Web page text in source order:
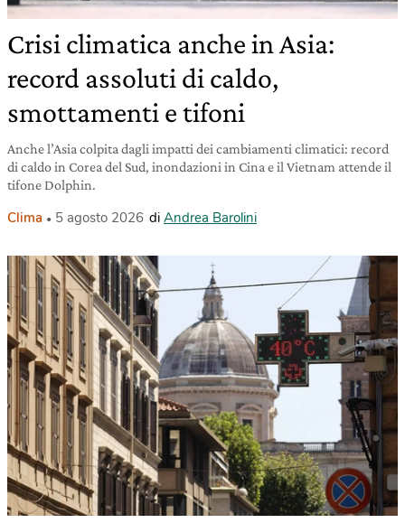
Crisi climatica anche in Asia:
record assoluti di caldo,
smottamenti e tifoni
Anche l’Asia colpita dagli impatti dei cambiamenti climatici: record
di caldo in Corea del Sud, inondazioni in Cina e il Vietnam attende il
tifone Dolphin.
Clima 5 agosto 2026 di Andrea Barolini